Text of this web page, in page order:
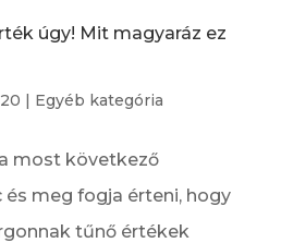
úgy! Mit magyaráz ez
| Egyéb kategória
most következő
meg fogja érteni, hogy
tűnő értékek